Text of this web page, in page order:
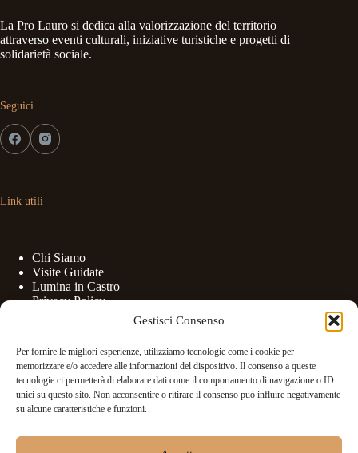
Gestisci Consenso
Per fornire le migliori esperienze, utilizziamo tecnologie come i cookie per
memorizzare e/o accedere alle informazioni del dispositivo. Il consenso a queste
tecnologie ci permetterà di elaborare dati come il comportamento di navigazione o ID
unici su questo sito. Non acconsentire o ritirare il consenso può influire negativamente
su alcune caratteristiche e funzioni.
La Pro Lauro si dedica alla valorizzazione del territorio
attraverso eventi culturali, iniziative turistiche e progetti di
solidarietà sociale.
Seguici
Link utili
Chi Siamo
Visite Guidate
Lumina in Castro
Privacy Policy
Contatti